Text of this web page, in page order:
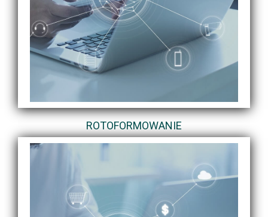
ROTOFORMOWANIE